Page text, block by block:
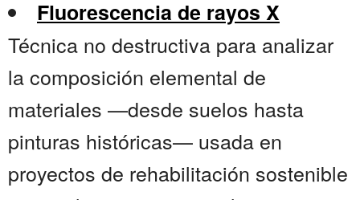
Fluorescencia de rayos X
Técnica no destructiva para analizar
la composición elemental de
materiales —desde suelos hasta
pinturas históricas— usada en
proyectos de rehabilitación sostenible